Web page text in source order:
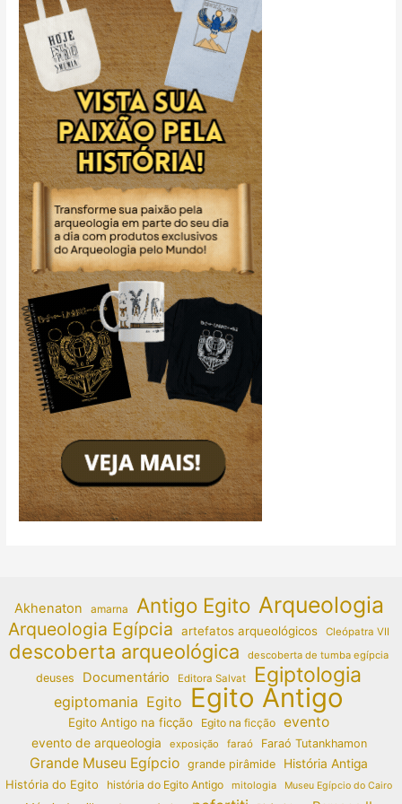
Akhenaton amarna Antigo Egito Arqueologia
Arqueologia Egípcia artefatos arqueológicos Cleópatra VII
descoberta arqueológica descoberta de tumba egípcia
deuses Documentário Editora Salvat Egiptologia
egiptomania Egito Egito Antigo
Egito Antigo na ficção Egito na ficção evento
evento de arqueologia exposição faraó Faraó Tutankhamon
Grande Museu Egípcio grande pirâmide
História Antiga
História do Egito
história do Egito Antigo mitologia Museu Egípcio do Cairo